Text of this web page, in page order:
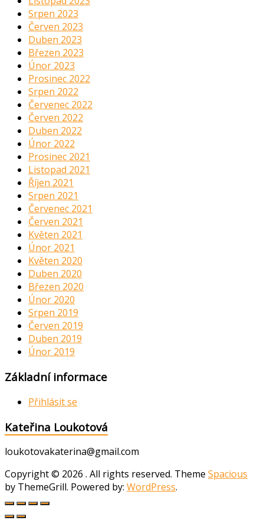
Srpen 2023
Červen 2023
Duben 2023
Březen 2023
Únor 2023
Prosinec 2022
Srpen 2022
Červenec 2022
Červen 2022
Duben 2022
Únor 2022
Prosinec 2021
Listopad 2021
Říjen 2021
Srpen 2021
Červenec 2021
Červen 2021
Květen 2021
Únor 2021
Květen 2020
Duben 2020
Březen 2020
Únor 2020
Srpen 2019
Červen 2019
Duben 2019
Únor 2019
Základní informace
Přihlásit se
Kateřina Loukotová
loukotovakaterina@gmail.com
Copyright © 2026 . All rights reserved. Theme Spacious
by ThemeGrill. Powered by: WordPress.